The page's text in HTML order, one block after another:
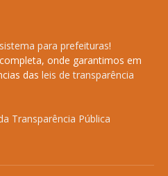
sistema para prefeituras!
completa, onde garantimos em
das leis de transparência
Transparência Pública